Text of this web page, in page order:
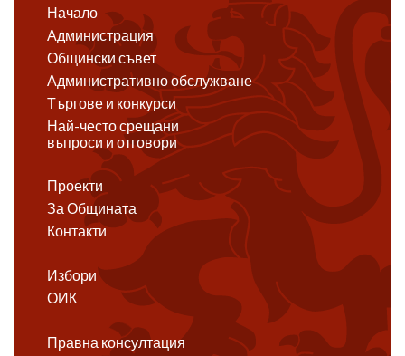
Начало
Администрация
Общински съвет
Административно обслужване
Търгове и конкурси
Най-често срещани
въпроси и отговори
Проекти
За Общината
Контакти
Избори
ОИК
Правна консултация